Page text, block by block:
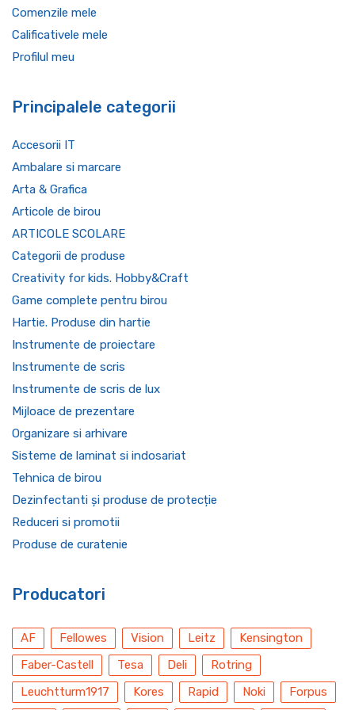
Comenzile mele
Calificativele mele
Profilul meu
Principalele categorii
Accesorii IT
Ambalare si marcare
Arta & Grafica
Articole de birou
ARTICOLE SCOLARE
Categorii de produse
Creativity for kids. Hobby&Craft
Game complete pentru birou
Hartie. Produse din hartie
Instrumente de proiectare
Instrumente de scris
Instrumente de scris de lux
Mijloace de prezentare
Organizare si arhivare
Sisteme de laminat si indosariat
Tehnica de birou
Dezinfectanti și produse de protecție
Reduceri si promotii
Produse de curatenie
Producatori
AF Fellowes Vision Leitz
Kensington
Faber-Castell
Tesa Deli
Rotring
Leuchtturm1917
Kores Rapid Noki Forpus